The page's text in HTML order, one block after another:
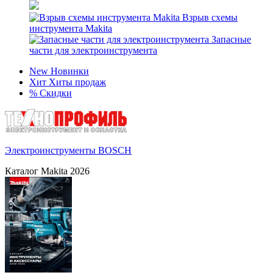
Взрыв схемы
инструмента Makita
Запасные
части для электроинструмента
New Новинки
Хит Хиты продаж
% Скидки
Электроинструменты BOSCH
Каталог Makita 2026